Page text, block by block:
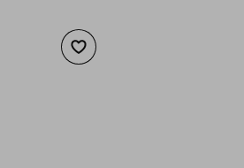
Добави към списъка с